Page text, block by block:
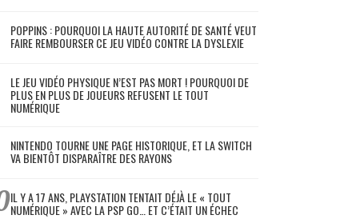
POPPINS : POURQUOI LA HAUTE AUTORITÉ DE SANTÉ VEUT
FAIRE REMBOURSER CE JEU VIDÉO CONTRE LA DYSLEXIE
LE JEU VIDÉO PHYSIQUE N’EST PAS MORT ! POURQUOI DE
PLUS EN PLUS DE JOUEURS REFUSENT LE TOUT
NUMÉRIQUE
NINTENDO TOURNE UNE PAGE HISTORIQUE, ET LA SWITCH
VA BIENTÔT DISPARAÎTRE DES RAYONS
IL Y A 17 ANS, PLAYSTATION TENTAIT DÉJÀ LE « TOUT
NUMÉRIQUE » AVEC LA PSP GO… ET C’ÉTAIT UN ÉCHEC